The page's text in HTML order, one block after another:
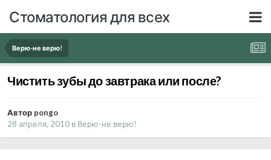
Стоматология для всех
Верю-не верю!
Чистить зубы до завтрака или после?
Автор pongo
28 апреля, 2010 в Верю-не верю!